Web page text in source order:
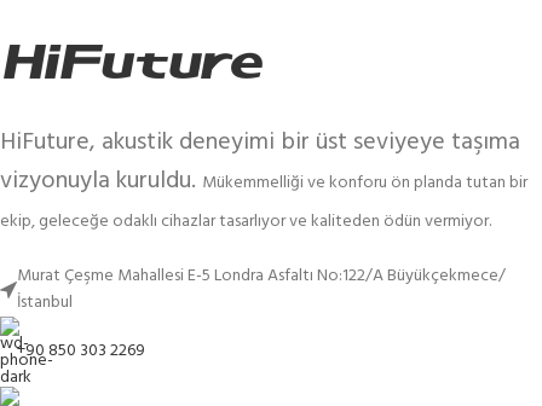
HiFuture, akustik deneyimi bir üst seviyeye taşıma
vizyonuyla kuruldu. Mükemmelliği ve konforu ön planda tutan bir
ekip, geleceğe odaklı cihazlar tasarlıyor ve kaliteden ödün vermiyor.
Murat Çeşme Mahallesi E-5 Londra Asfaltı No:122/A Büyükçekmece/
İstanbul
+90 850 303 2269